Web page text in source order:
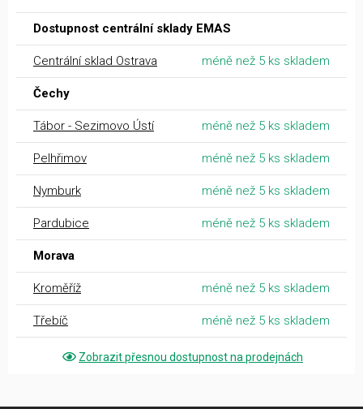
Dostupnost centrální sklady EMAS
Centrální sklad Ostrava méně než 5 ks skladem
Čechy
Tábor - Sezimovo Ústí méně než 5 ks skladem
Pelhřimov méně než 5 ks skladem
Nymburk méně než 5 ks skladem
Pardubice méně než 5 ks skladem
Morava
Kroměříž méně než 5 ks skladem
Třebíč méně než 5 ks skladem
Zobrazit přesnou dostupnost na prodejnách